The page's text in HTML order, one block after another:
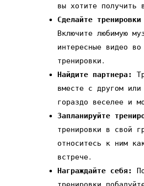
вы хотите получить
Сделайте
Включите любимую
интересные видео во
тренировки․
Найдите партнера:
вместе с другом или
гораздо веселее и
Запланируйте
тренировки в свой
относитесь к ним
встрече․
Награждайте себя: